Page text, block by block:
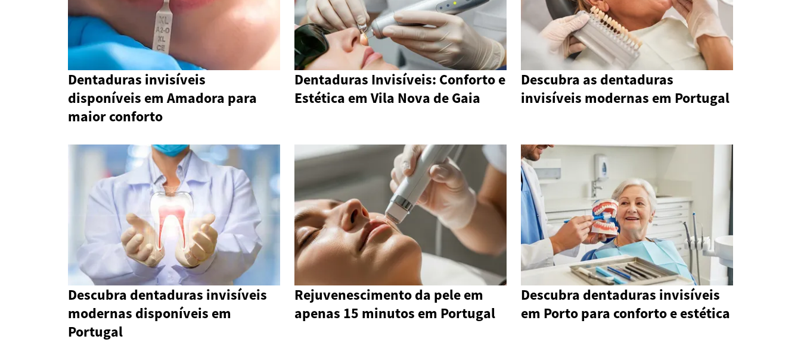
Dentaduras invisíveis
disponíveis em Amadora para
maior conforto
Dentaduras Invisíveis: Conforto e
Estética em Vila Nova de Gaia
Descubra as dentaduras
invisíveis modernas em Portugal
Descubra dentaduras invisíveis
modernas disponíveis em
Portugal
Rejuvenescimento da pele em
apenas 15 minutos em Portugal
Descubra dentaduras invisíveis
em Porto para conforto e estética